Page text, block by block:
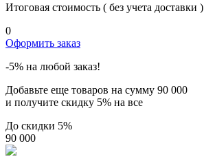
Итоговая стоимость ( без учета доставки )
0
Оформить заказ
-5% на любой заказ!
Добавьте еще товаров на сумму 90 000
и получите скидку 5% на все
До скидки 5%
90 000